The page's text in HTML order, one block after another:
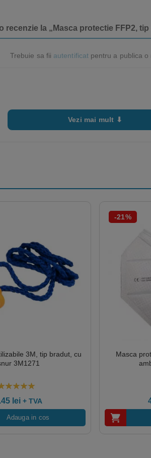
recenzie la „Masca protectie FFP2,
Trebuie sa fii autentificatpentru a publica o
Vezi mai mult ⬇
3M, tip bradut, cu
3M1271
lei + TVA
Adauga in cos
-21%
Masca